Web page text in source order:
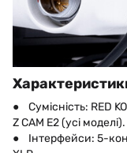
● Сумісність: RED
Z CAM E2 (усі моделі).
● Інтерфейси: 5-